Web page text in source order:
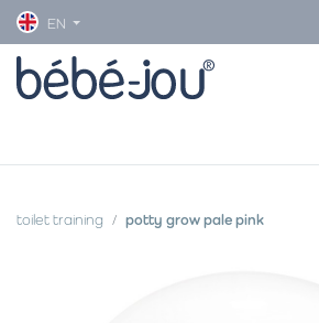
EN
toilet training potty grow pale pink